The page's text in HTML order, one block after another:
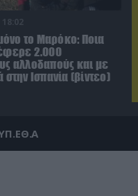
το Μαρόκο: Ποια
2.000
αλλοδαπούς και με
Ισπανία (βίντεο)